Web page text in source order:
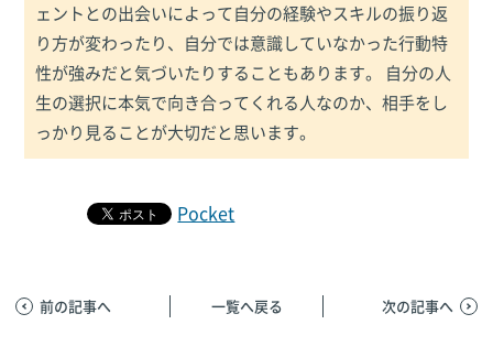
ェントとの出会いによって自分の経験やスキルの振り返
り方が変わったり、自分では意識していなかった行動特
性が強みだと気づいたりすることもあります。 自分の人
生の選択に本気で向き合ってくれる人なのか、相手をし
っかり見ることが大切だと思います。
Pocket
前の記事へ 一覧へ戻る 次の記事へ